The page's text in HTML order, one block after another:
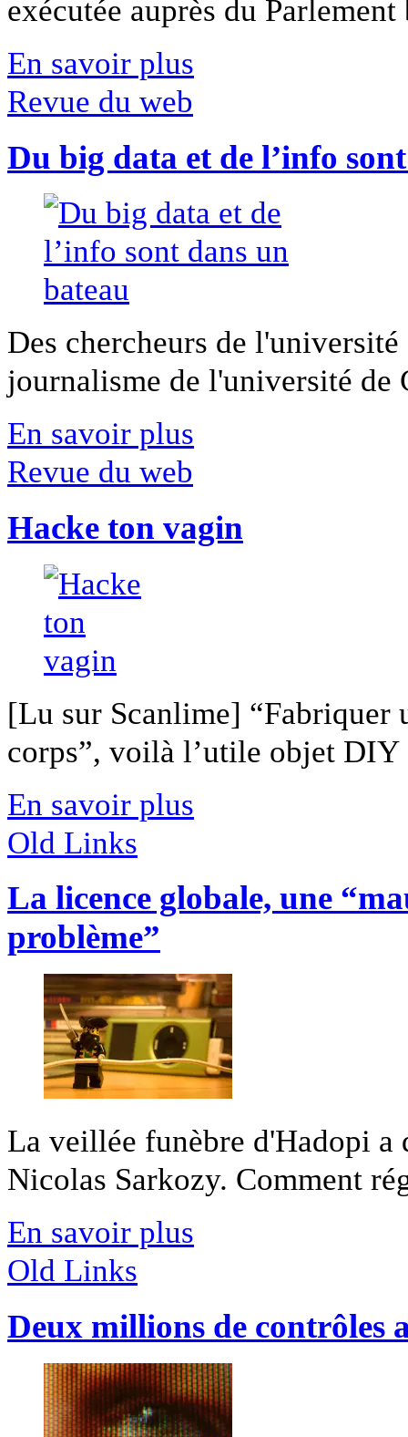
exécutée auprès du
En savoir plus
Revue du web
Du big data et de l’info
Des chercheurs de
journalisme de l'université
En savoir plus
Revue du web
Hacke ton vagin
[Lu sur Scanlime] “Fabriquer
corps”, voilà l’utile objet
En savoir plus
Old Links
La licence globale, une
problème”
La veillée funèbre d'Hadopi a
Nicolas Sarkozy. Comment
En savoir plus
Old Links
Deux millions de contrôles